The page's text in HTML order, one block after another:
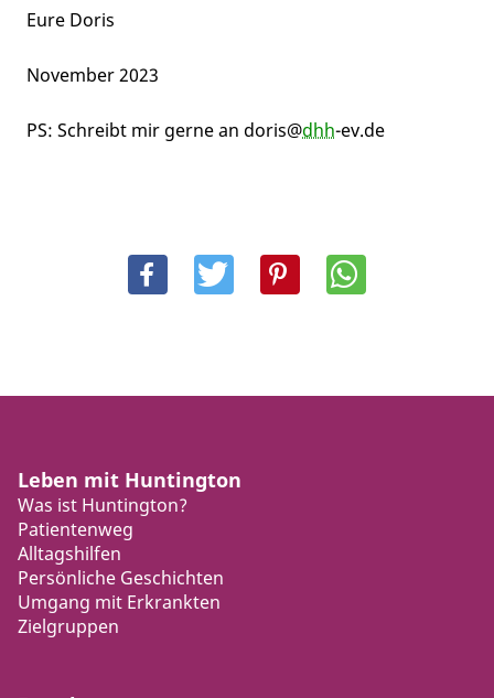
Eure Doris
November 2023
PS: Schreibt mir gerne an doris@dhh-ev.de
Leben mit Huntington
Was ist Huntington?
Patientenweg
Alltagshilfen
Persönliche Geschichten
Umgang mit Erkrankten
Zielgruppen